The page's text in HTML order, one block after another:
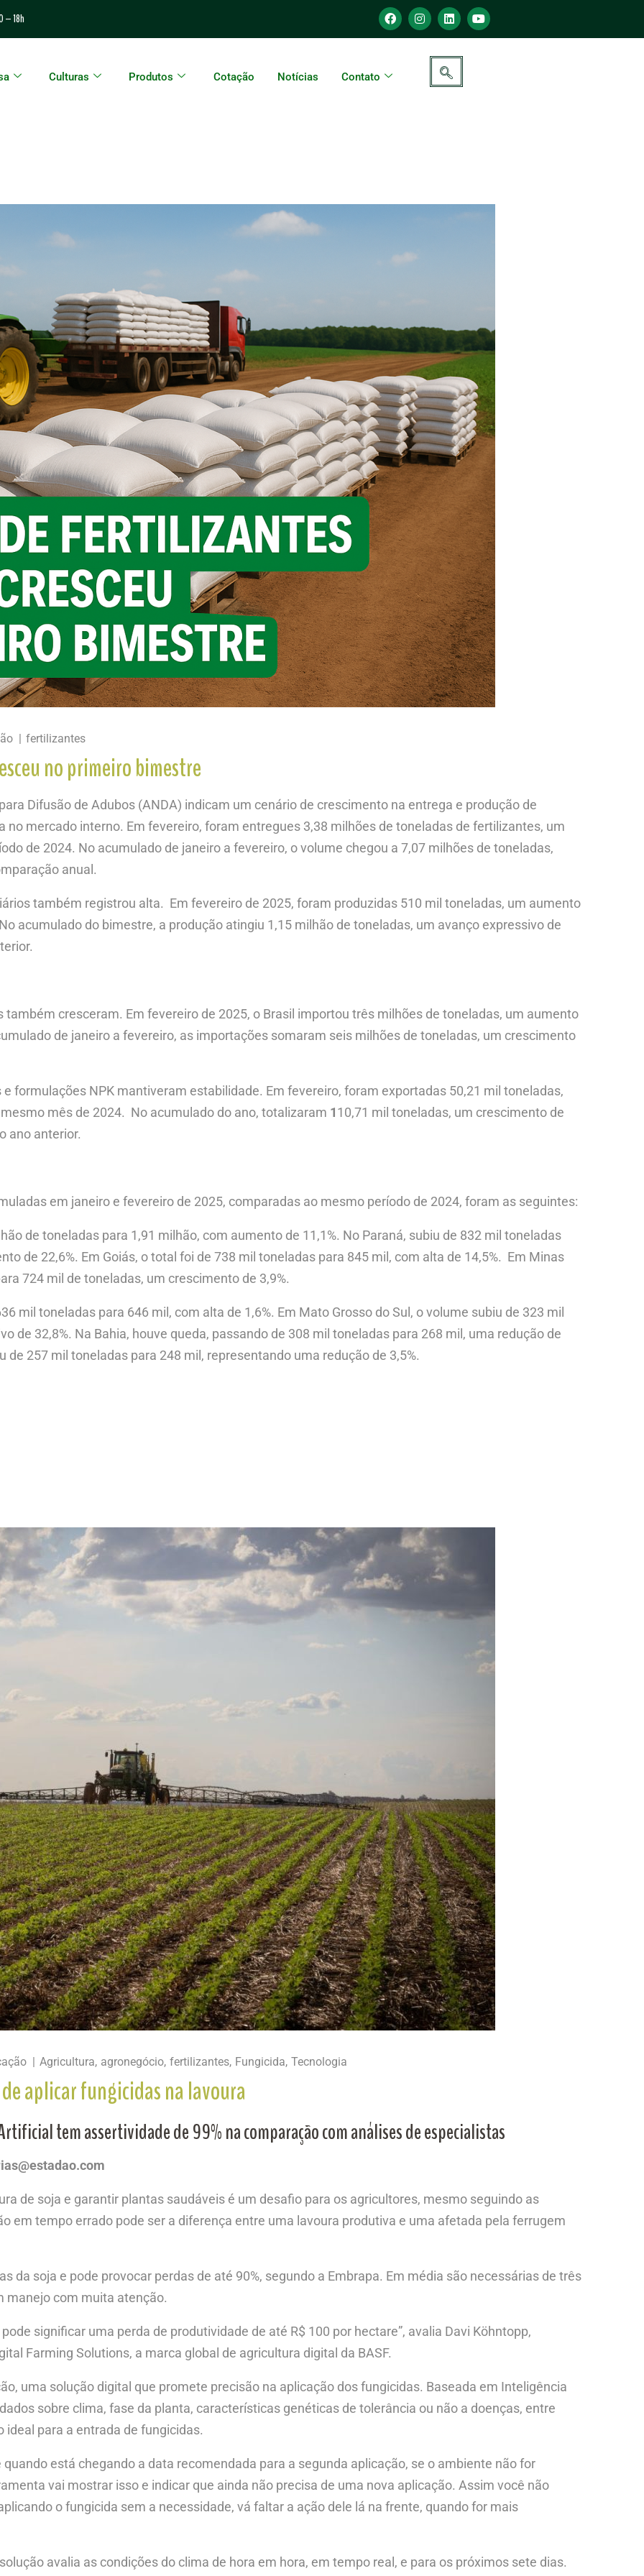
– 18h
Culturas Produtos Cotação Notícias Contato
fertilizantes
no primeiro bimestre
Difusão de Adubos (ANDA) indicam um cenário de crescimento na entrega e produção de
mercado interno. Em fevereiro, foram entregues 3,38 milhões de toneladas de fertilizantes, um
de 2024. No acumulado de janeiro a fevereiro, o volume chegou a 7,07 milhões de toneladas,
anual.​
também registrou alta. ​ Em fevereiro de 2025, foram produzidas 510 mil toneladas, um aumento
acumulado do bimestre, a produção atingiu 1,15 milhão de toneladas, um avanço expressivo de
cresceram. Em fevereiro de 2025, o Brasil importou três milhões de toneladas, um aumento
de janeiro a fevereiro, as importações somaram seis milhões de toneladas, um crescimento
formulações NPK mantiveram estabilidade. Em fevereiro, foram exportadas 50,21 mil toneladas,
mês de 2024. ​ No acumulado do ano, totalizaram 110,71 mil toneladas, um crescimento de
ano anterior.
em janeiro e fevereiro de 2025, comparadas ao mesmo período de 2024, foram as seguintes:
de toneladas para 1,91 milhão, com aumento de 11,1%. No Paraná, subiu de 832 mil toneladas
de 22,6%. Em Goiás, o total foi de 738 mil toneladas para 845 mil, com alta de 14,5%. ​ Em Minas
724 mil de toneladas, um crescimento de 3,9%.
mil toneladas para 646 mil, com alta de 1,6%. Em Mato Grosso do Sul, o volume subiu de 323 mil
de 32,8%. Na Bahia, houve queda, passando de 308 mil toneladas para 268 mil, uma redução de
de 257 mil toneladas para 248 mil, representando uma redução de 3,5%.
Agricultura agronegócio fertilizantes Fungicida Tecnologia
aplicar fungicidas na lavoura
tem assertividade de 99% na comparação com análises de especialistas
de soja e garantir plantas saudáveis é um desafio para os agricultores, mesmo seguindo as
em tempo errado pode ser a diferença entre uma lavoura produtiva e uma afetada pela ferrugem
da soja e pode provocar perdas de até 90%, segundo a Embrapa. Em média são necessárias de três
manejo com muita atenção.
significar uma perda de produtividade de até R$ 100 por hectare”, avalia Davi Köhntopp,
Farming Solutions, a marca global de agricultura digital da BASF.
uma solução digital que promete precisão na aplicação dos fungicidas. Baseada em Inteligência
sobre clima, fase da planta, características genéticas de tolerância ou não a doenças, entre
para a entrada de fungicidas.
está chegando a data recomendada para a segunda aplicação, se o ambiente não for
vai mostrar isso e indicar que ainda não precisa de uma nova aplicação. Assim você não
o fungicida sem a necessidade, vá faltar a ação dele lá na frente, quando for mais
avalia as condições do clima de hora em hora, em tempo real, e para os próximos sete dias.